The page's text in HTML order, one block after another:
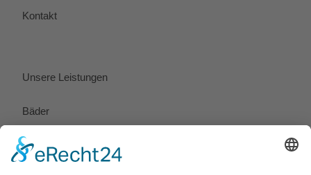
Kontakt
Unsere Leistungen
Bäder
Heizung
Solar